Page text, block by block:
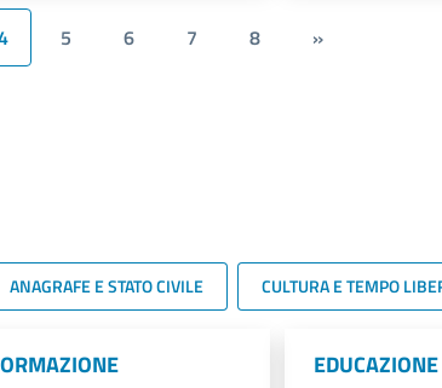
5 6 7 8 »
ANAGRAFE E STATO CIVILE CULTURA E TEMPO